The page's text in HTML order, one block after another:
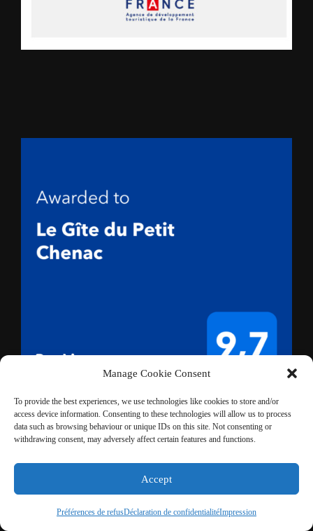
Manage Cookie Consent
To provide the best experiences, we use technologies like cookies to store and/or
access device information. Consenting to these technologies will allow us to process
data such as browsing behaviour or unique IDs on this site. Not consenting or
withdrawing consent, may adversely affect certain features and functions.
Accept
Préférences de refusDéclaration de confidentialitéImpression